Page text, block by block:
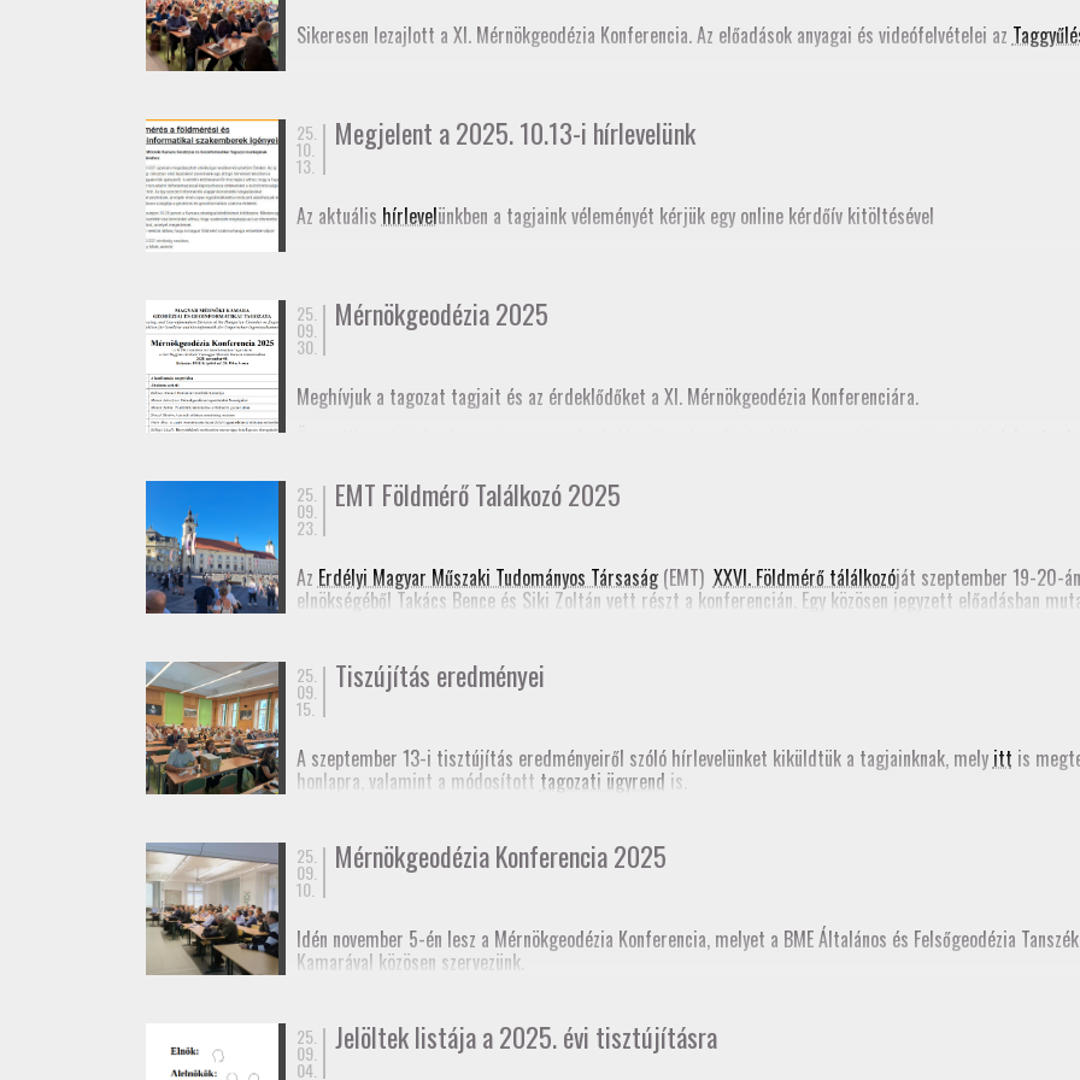
November 27-én azAlaponthálózati tudástár bővítése című szakmai továbbképzés programjában is
elmozdulásának vizsgálatáról.
Sikeresen lezajlott a XI. Mérnökgeodézia Konferencia. Az előadások anyagai és videófelvételei az
25.
10.
13.
Megjelent a 2025. 10.13-i hírlevelünk
Az aktuális hírlevelünkben a tagjaink véleményét kérjük egy online kérdőív kitöltésével
25.
09.
30.
Mérnökgeodézia 2025
Meghívjuk a tagozat tagjait és az érdeklődőket a XI. Mérnökgeodézia Konferenciára.
Meghívó
25.
09.
23.
EMT Földmérő Találkozó 2025
Az Erdélyi Magyar Műszaki Tudományos Társaság(EMT) XXVI. Földmérő tálálkozóját szeptember 19-20-
elnökségéből Takács Bence és Siki Zoltán vett részt a konferencián. Egy közösen jegyzett előadásban
25.
09.
15.
Tiszújítás eredményei
A szeptember 13-i tisztújítás eredményeiről szóló hírlevelünket kiküldtük a tagjainknak, mely itt is
honlapra, valamint a módosított tagozati ügyrend is.
25.
09.
10.
Mérnökgeodézia Konferencia 2025
Idén november 5-én lesz a Mérnökgeodézia Konferencia, melyet a BME Általános és Felsőgeodézia
Kamarával közösen szervezünk.
Várjuk még előadók jelentkezését!
25.
09.
04.
Jelöltek listája a 2025. évi tisztújításra